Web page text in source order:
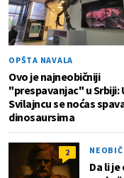
OPŠTA NAVALA
Ovo je najneobičniji
"prespavanjac" u Srbiji:
Svilajncu se noćas
dinosaursima
2
Da li